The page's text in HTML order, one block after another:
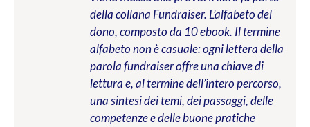
della collana Fundraiser. L’alfabeto del
dono, composto da 10 ebook. Il termine
alfabeto non è casuale: ogni lettera della
parola fundraiser offre una chiave di
lettura e, al termine dell’intero percorso,
una sintesi dei temi, dei passaggi, delle
competenze e delle buone pratiche